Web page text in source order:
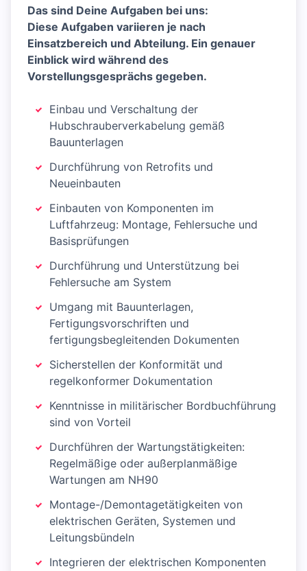
Das sind Deine Aufgaben bei uns:
Diese Aufgaben variieren je nach
Einsatzbereich und Abteilung. Ein genauer
Einblick wird während des
Vorstellungsgesprächs gegeben.
Einbau und Verschaltung der
Hubschrauberverkabelung gemäß
Bauunterlagen
Durchführung von Retrofits und
Neueinbauten
Einbauten von Komponenten im
Luftfahrzeug: Montage, Fehlersuche und
Basisprüfungen
Durchführung und Unterstützung bei
Fehlersuche am System
Umgang mit Bauunterlagen,
Fertigungsvorschriften und
fertigungsbegleitenden Dokumenten
Sicherstellen der Konformität und
regelkonformer Dokumentation
Kenntnisse in militärischer Bordbuchführung
sind von Vorteil
Durchführen der Wartungstätigkeiten:
Regelmäßige oder außerplanmäßige
Wartungen am NH90
Montage-/Demontagetätigkeiten von
elektrischen Geräten, Systemen und
Leitungsbündeln
Integrieren der elektrischen Komponenten